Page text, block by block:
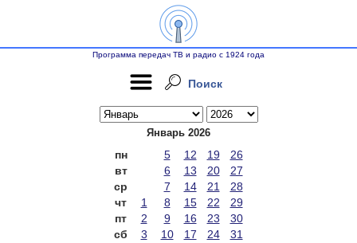
Программа передач ТВ и радио с 1924 года
Поиск
Январь 2026
пн 5 12 19
26
вт
6 13 20
27
ср
7 14 21
28
чт
1 8 15 22
29
пт
2 9 16 23
30
сб
3 10 17 24
31